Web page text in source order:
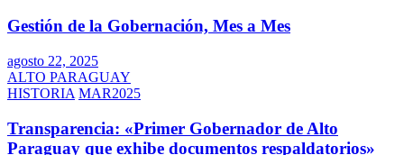
Gestión de la Gobernación, Mes a Mes
agosto 22, 2025
ALTO PARAGUAY
HISTORIA MAR2025
Transparencia: «Primer Gobernador de Alto
Paraguay que exhibe documentos respaldatorios»